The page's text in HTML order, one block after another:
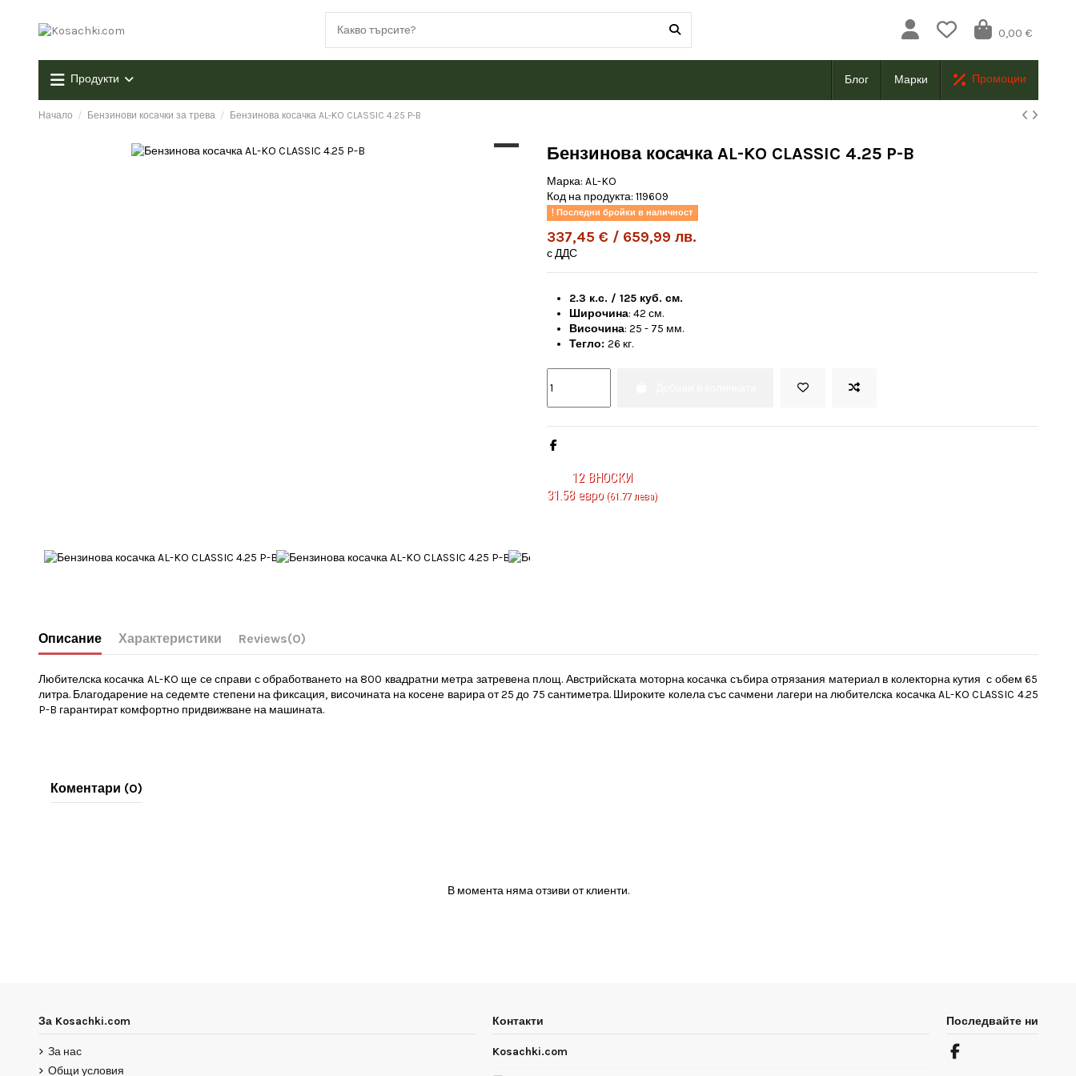
0,00 €
Продукти Промоции
Марки
Блог
Начало Бензинови косачки за трева Бензинова косачка AL-KO CLASSIC 4.25 P-B
Бензинова косачка AL-KO CLASSIC 4.25 P-B
Марка: AL-KO
Код на продукта: 119609
Последни бройки в наличност
337,45 € / 659,99 лв.
с ДДС
2.3 к.с. / 125 куб. см.
Широчина: 42 см.
Височина: 25 - 75 мм.
Тегло: 26 кг.
12ВНОСКИ
31.58 евро(61.77 лева)
Описание Характеристики Reviews(0)
Любителска косачка AL-KO ще се справи с обработването на 800 квадратни метра затревена площ. Австрийската моторна косачка събира отрязания материал в колекторна кутия с обем 65
литра. Благодарение на седемте степени на фиксация, височината на косене варира от 25 до 75 сантиметра. Широките колела със сачмени лагери на любителска косачка AL-KO CLASSIC 4.25
P-B гарантират комфортно придвижване на машината.
Коментари (0)
В момента няма отзиви от клиенти.
За Kosachki.com
За нас
Общи условия
Контакти
Kosachki.com
Последвайте ни